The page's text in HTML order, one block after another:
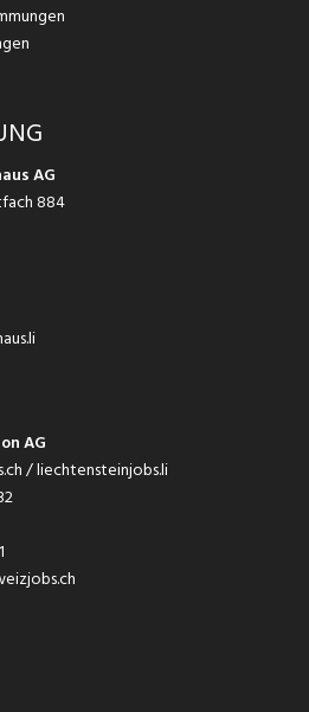
AG
884
AG
/ liechtensteinjobs.li